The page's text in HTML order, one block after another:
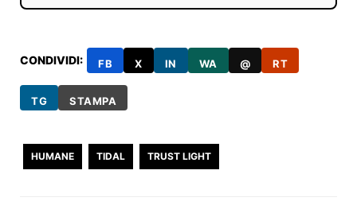
CONDIVIDI: FB X IN WA @ RT
TG STAMPA
HUMANE TIDAL TRUST LIGHT